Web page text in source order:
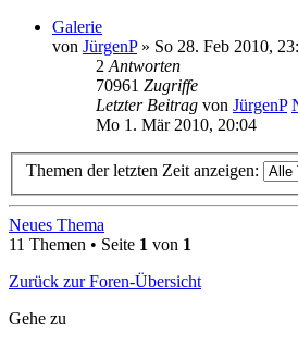
Galerie
von JürgenP» So 28. Feb 2010,
2 Antworten
70961 Zugriffe
Letzter Beitrag von JürgenP
Mo 1. Mär 2010, 20:04
Themen der letzten Zeit anzeigen:
Neues Thema
11 Themen • Seite 1 von 1
Zurück zur Foren-Übersicht
Gehe zu